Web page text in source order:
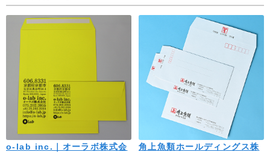
o-lab inc.｜オーラボ株式会
角上魚類ホールディングス株